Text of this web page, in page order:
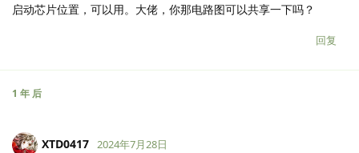
启动芯片位置，可以用。大佬，你那电路图可以共享一下吗？
回复
1 年 后
XTD0417 2024年7月28日